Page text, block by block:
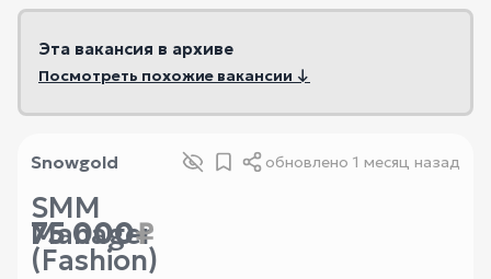
Эта вакансия в архиве
Посмотреть похожие вакансии ↓
Snowgold обновлено 1 месяц назад
SMM
Manager
(Fashion)
75 000₽